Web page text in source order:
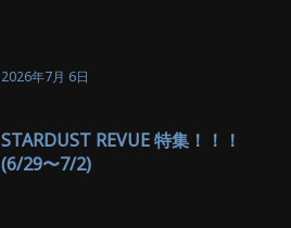
2026年7月 6日
STARDUST REVUE 特集！！！
(6/29〜7/2)